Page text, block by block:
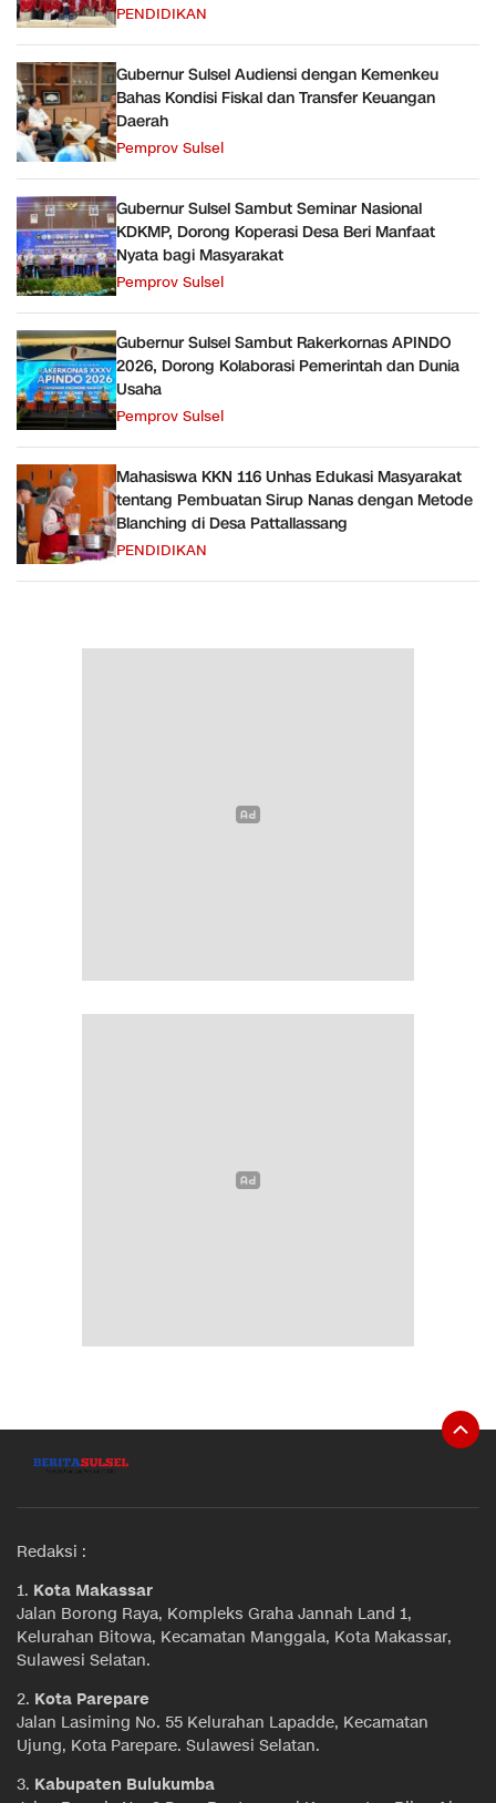
PENDIDIKAN
Gubernur Sulsel Audiensi dengan Kemenkeu
Bahas Kondisi Fiskal dan Transfer Keuangan
Daerah
Pemprov Sulsel
Gubernur Sulsel Sambut Seminar Nasional
KDKMP, Dorong Koperasi Desa Beri Manfaat
Nyata bagi Masyarakat
Pemprov Sulsel
Gubernur Sulsel Sambut Rakerkornas APINDO
2026, Dorong Kolaborasi Pemerintah dan Dunia
Usaha
Pemprov Sulsel
Mahasiswa KKN 116 Unhas Edukasi Masyarakat
tentang Pembuatan Sirup Nanas dengan Metode
Blanching di Desa Pattallassang
PENDIDIKAN
Redaksi :
1. Kota Makassar
Jalan Borong Raya, Kompleks Graha Jannah Land 1,
Kelurahan Bitowa, Kecamatan Manggala, Kota Makassar,
Sulawesi Selatan.
2. Kota Parepare
Jalan Lasiming No. 55 Kelurahan Lapadde, Kecamatan
Ujung, Kota Parepare. Sulawesi Selatan.
3. Kabupaten Bulukumba